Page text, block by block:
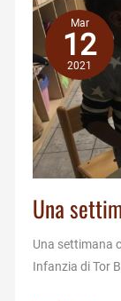
2021
Mar
12
2021
Una
Una settimana
Infanzia di Tor